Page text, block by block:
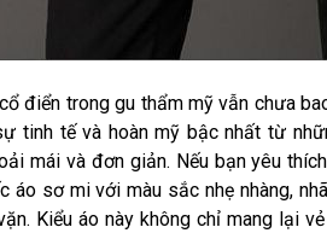
điển trong gu thẩm mỹ vẫn chưa
tinh tế và hoàn mỹ bậc nhất từ
mái và đơn giản. Nếu bạn yêu
áo sơ mi với màu sắc nhẹ nhàng,
Kiểu áo này không chỉ mang lại